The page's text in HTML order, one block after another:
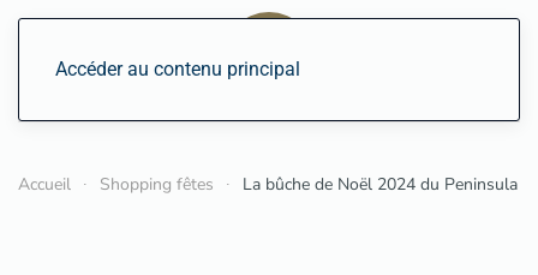
Accéder au contenu principal
Accueil Shopping fêtes La bûche de Noël 2024 du Peninsula